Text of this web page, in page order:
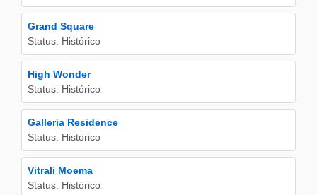
Grand Square
Status: Histórico
High Wonder
Status: Histórico
Galleria Residence
Status: Histórico
Vitrali Moema
Status: Histórico